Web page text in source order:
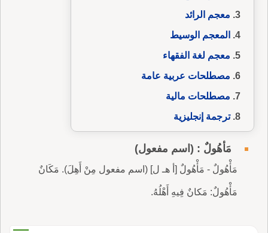
معجم الرائد
المعجم الوسيط
معجم لغة الفقهاء
مصطلحات عربية عامة
مصطلحات مالية
ترجمة إنجليزية
مَأْهُولٌ : (اسم مفعول)
مَأْهُولٌ - مَأْهُولٌ [أ هـ ل] (اسم مفعول مِنْ أَهِلَ). مَكَانٌ
مَأْهُولٌ: مَكانٌ فِيهِ أَهْلُهُ.